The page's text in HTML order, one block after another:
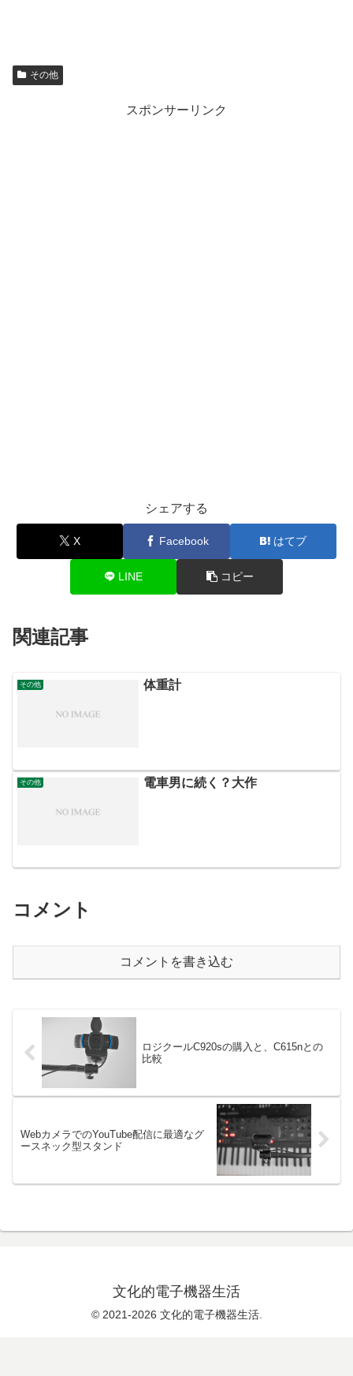
その他
スポンサーリンク
シェアする
X Facebook はてブ
LINE コピー
関連記事
その他 体重計
その他 電車男に続く？大作
コメント
コメントを書き込む
ロジクールC920sの購入と、C615nとの
比較
WebカメラでのYouTube配信に最適なグ
ースネック型スタンド
文化的電子機器生活
© 2021-2026 文化的電子機器生活.